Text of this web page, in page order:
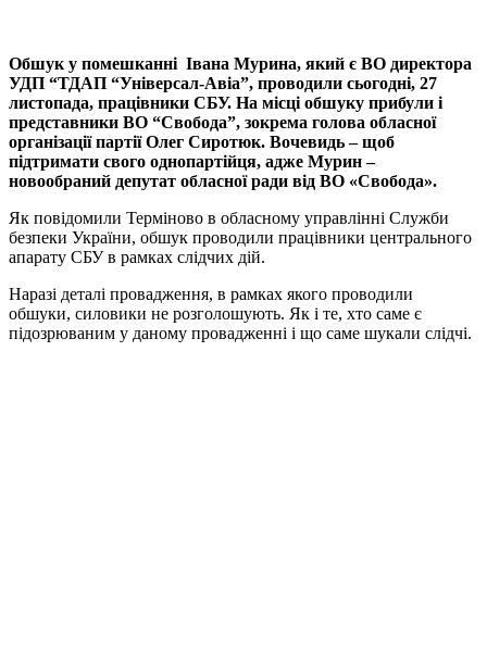
Обшук у помешканні Івана Мурина, який є ВО директора
УДП “ТДАП “Універсал-Авіа”, проводили сьогодні, 27
листопада, працівники СБУ. На місці обшуку прибули і
представники ВО “Свобода”, зокрема голова обласної
організації партії Олег Сиротюк. Вочевидь – щоб
підтримати свого однопартійця, адже Мурин –
новообраний депутат обласної ради від ВО «Свобода».
Як повідомили Терміново в обласному управлінні Служби
безпеки України, обшук проводили працівники центрального
апарату СБУ в рамках слідчих дій.
Наразі деталі провадження, в рамках якого проводили
обшуки, силовики не розголошують. Як і те, хто саме є
підозрюваним у даному провадженні і що саме шукали слідчі.